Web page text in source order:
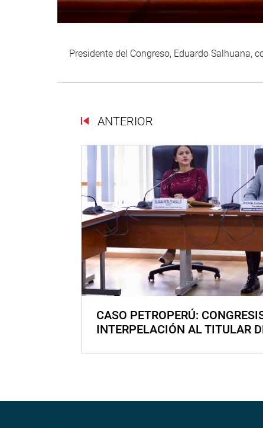
Presidente del Congreso, Eduardo Salhuana,
ANTERIOR
CASO PETROPERÚ:
INTERPELACIÓN AL TITULAR